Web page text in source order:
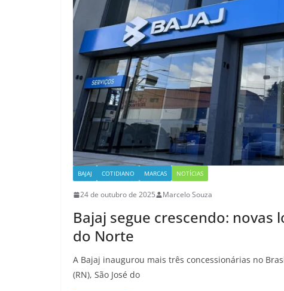
BAJAJ COTIDIANO MARCAS NOTÍCIAS
24 de outubro de 2025 Marcelo Souza
Bajaj segue crescendo: novas
do Norte
A Bajaj inaugurou mais três concessionárias no
(RN), São José do